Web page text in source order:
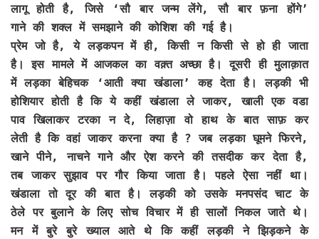
लागू होती है, जिसे ‘सौ बार जन्म लेंगे, सौ बार फ़ना होंगे’
गाने की शक्ल में समझाने की कोशिश की गई है।
प्रेम जो है, ये लड़कपन में ही, किसी न किसी से हो ही जाता
है। इस मामले में आजकल का वक़्त अच्छा है। दूसरी ही मुलाक़ात
में लड़का बेहिचक ‘आती क्या खंडाला’ कह देता है। लड़की भी
होशियार होती है कि ये कहीं खंडाला ले जाकर, खाली एक वडा
पाव खिलाकर टरका न दे, लिहाज़ा वो हाथ के बात साफ़ कर
लेती है कि वहां जाकर करना क्या है ? जब लड़का घूमने फिरने,
खाने पीने, नाचने गाने और ऐश करने की तसदीक कर देता है,
तब जाकर सुझाव पर गौर किया जाता है। पहले ऐसा नहीं था।
खंडाला तो दूर की बात है। लड़की को उसके मनपसंद चाट के
ठेले पर बुलाने के लिए सोच विचार में ही सालों निकल जाते थे।
मन में बुरे बुरे ख्याल आते थे कि कहीं लड़की ने झिड़कने के